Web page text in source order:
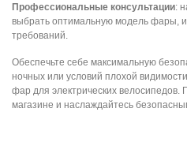
Профессиональные консультации:
выбрать оптимальную модель фары,
требований.
Обеспечьте себе максимальную
ночных или условий плохой
фар для электрических
магазине и наслаждайтесь